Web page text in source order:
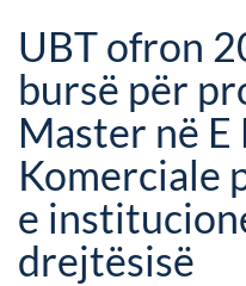
UBT ofron
bursë për
Master në
Komerciale
e
drejtësisë